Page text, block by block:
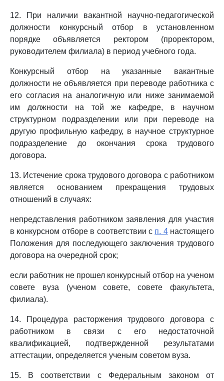
12. При наличии вакантной научно-педагогической
должности конкурсный отбор в установленном
порядке объявляется ректором (проректором,
руководителем филиала) в период учебного года.
Конкурсный отбор на указанные вакантные
должности не объявляется при переводе работника с
его согласия на аналогичную или ниже занимаемой
им должности на той же кафедре, в научном
структурном подразделении или при переводе на
другую профильную кафедру, в научное структурное
подразделение до окончания срока трудового
договора.
13. Истечение срока трудового договора с работником
является основанием прекращения трудовых
отношений в случаях:
непредставления работником заявления для участия
в конкурсном отборе в соответствии с п. 4настоящего
Положения для последующего заключения трудового
договора на очередной срок;
если работник не прошел конкурсный отбор на ученом
совете вуза (ученом совете, совете факультета,
филиала).
14. Процедура расторжения трудового договора с
работником в связи с его недостаточной
квалификацией, подтвержденной результатами
аттестации, определяется ученым советом вуза.
15. В соответствии с Федеральным законом от